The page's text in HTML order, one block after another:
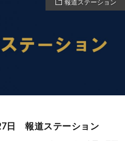
報道ステーション
日 報道ステーション